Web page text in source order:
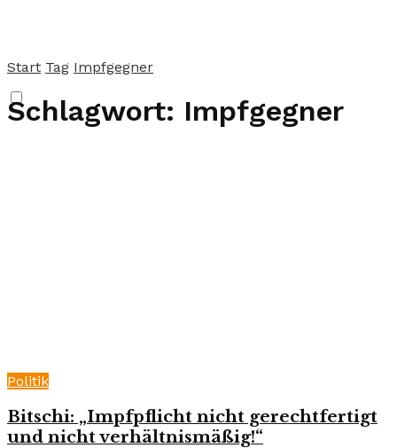
Start Tag Impfgegner
Schlagwort: Impfgegner
Politik
Bitschi: „Impfpflicht nicht gerechtfertigt
und nicht verhältnismäßig!“